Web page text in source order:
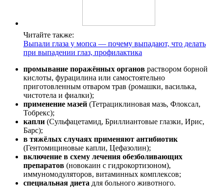
Читайте также:
Выпали глаза у мопса — почему выпадают, что делать
при выпадении глаз, профилактика
промывание поражённых органов раствором борной
кислоты, фурацилина или самостоятельно
приготовленным отваром трав (ромашки, василька,
чистотела и фиалки);
применение мазей (Тетрациклиновая мазь, Флоксал,
Тобрекс);
капли (Сульфацетамид, Бриллиантовые глазки, Ирис,
Барс);
в тяжёлых случаях применяют антибиотик
(Гентомициновые капли, Цефазолин);
включение в схему лечения обезболивающих
препаратов (новокаин с гидрокортизоном),
иммуномодуляторов, витаминных комплексов;
специальная диета для больного животного.